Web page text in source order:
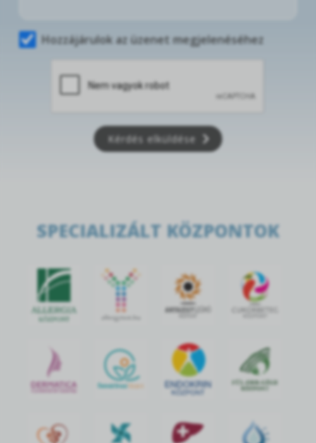
Hozzájárulok az üzenet megjelenéséhez
Kérdés elküldése
SPECIALIZÁLT KÖZPONTOK